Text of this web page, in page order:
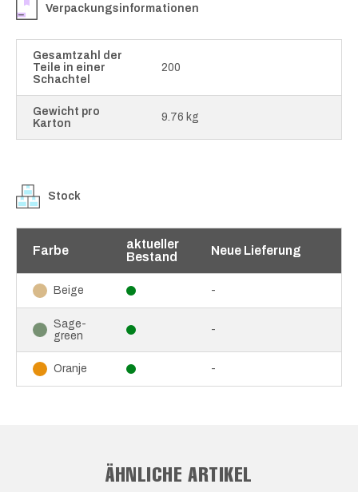
Verpackungsinformationen
Gesamtzahl der
Teile in einer
Schachtel
200
Gewicht pro
Karton
9.76 kg
Stock
Farbe
aktueller
Bestand
Neue Lieferung
Beige -
Sage-
green
-
Oranje -
ÄHNLICHE ARTIKEL